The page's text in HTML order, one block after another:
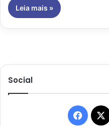
Leia mais »
Social